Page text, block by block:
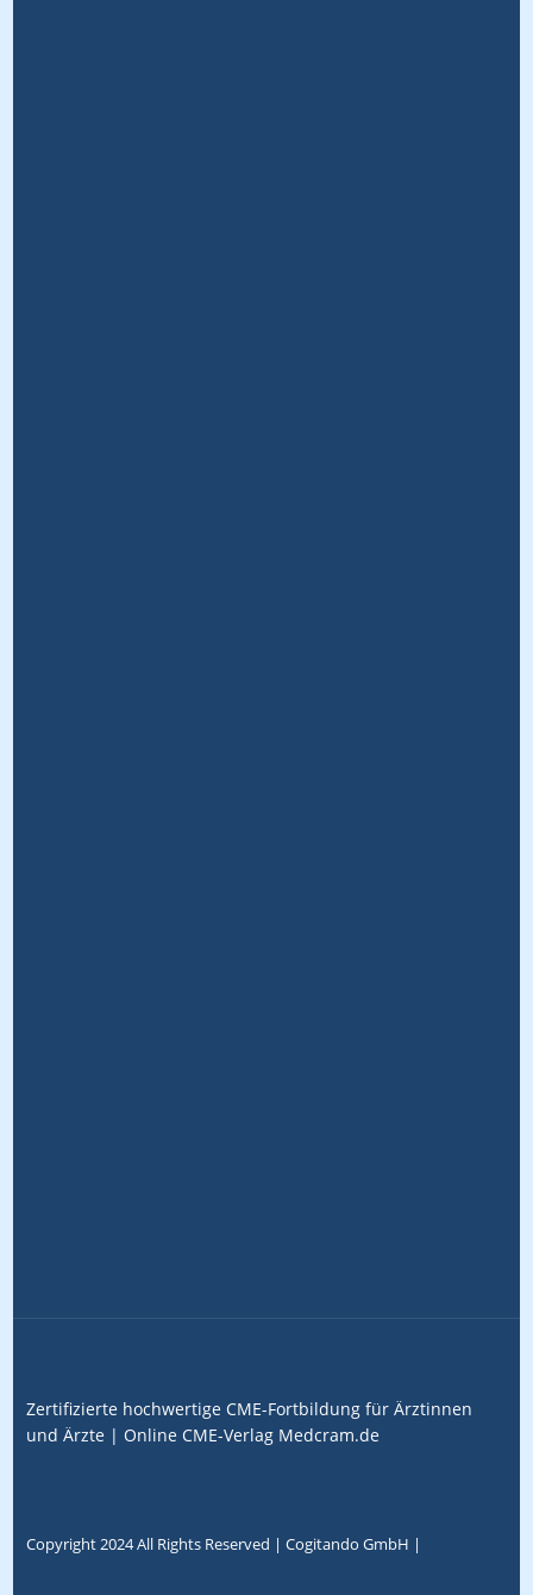
Zertifizierte hochwertige CME-Fortbildung für Ärztinnen
und Ärzte | Online CME-VerlagMedcram.de
Copyright 2024 All Rights Reserved | Cogitando GmbH |